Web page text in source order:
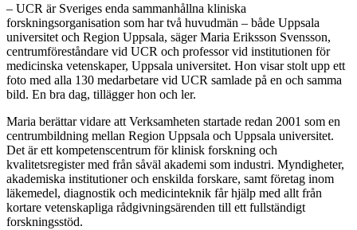
– UCR är Sveriges enda sammanhållna kliniska
forskningsorganisation som har två huvudmän – både Uppsala
universitet och Region Uppsala, säger Maria Eriksson Svensson,
centrumföreståndare vid UCR och professor vid institutionen för
medicinska vetenskaper, Uppsala universitet. Hon visar stolt upp ett
foto med alla 130 medarbetare vid UCR samlade på en och samma
bild. En bra dag, tillägger hon och ler.
Maria berättar vidare att Verksamheten startade redan 2001 som en
centrumbildning mellan Region Uppsala och Uppsala universitet.
Det är ett kompetenscentrum för klinisk forskning och
kvalitetsregister med från såväl akademi som industri. Myndigheter,
akademiska institutioner och enskilda forskare, samt företag inom
läkemedel, diagnostik och medicinteknik får hjälp med allt från
kortare vetenskapliga rådgivningsärenden till ett fullständigt
forskningsstöd.